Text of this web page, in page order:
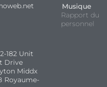
182 Unit
Drive
Middx
Royaume-
Musique
Rapport du
personnel